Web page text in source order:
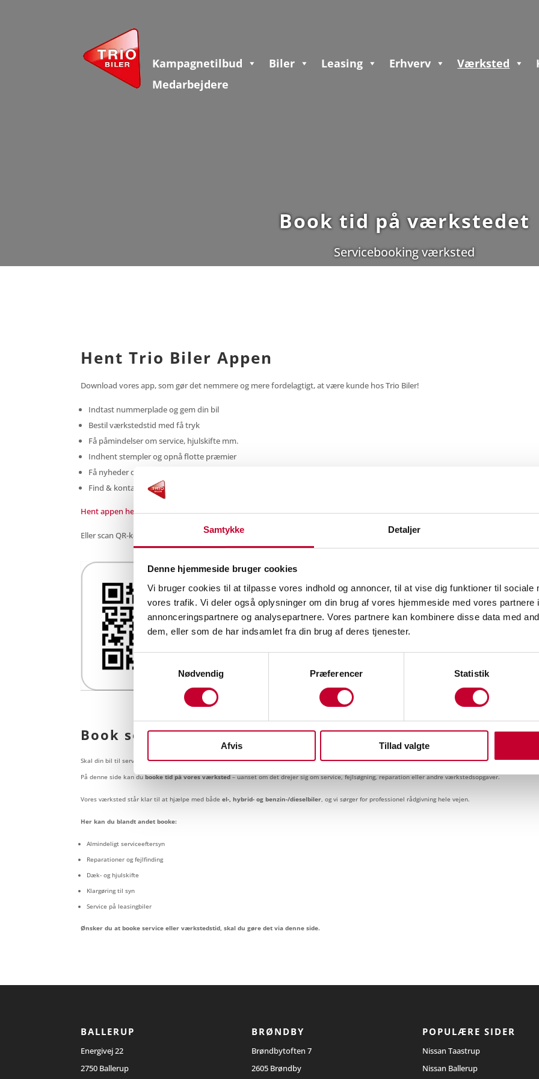
Samtykke Detaljer
Denne hjemmeside bruger cookies
Vi bruger cookies til at tilpasse vores indhold og annoncer, til at vise dig funktioner til sociale
vores trafik. Vi deler også oplysninger om din brug af vores hjemmeside med vores partnere
annonceringspartnere og analysepartnere. Vores partnere kan kombinere disse data med
dem, eller som de har indsamlet fra din brug af deres tjenester.
Samtykkevalg
Nødvendig
Præferencer Statistik
Afvis Tillad valgte
Kampagnetilbud Biler Leasing Erhverv Værksted
Medarbejdere
Book tid på værkstedet
Servicebooking værksted
Hent Trio Biler Appen
Download vores app, som gør det nemmere og mere fordelagtigt, at være kunde hos Trio Biler!
Indtast nummerplade og gem din bil
Bestil værkstedstid med få tryk
Få påmindelser om service, hjulskifte mm.
Indhent stempler og opnå flotte præmier
Få nyheder og tilbud målrettet til din bil
Find & kontakt os, se åbningstider, rute og meget mere
Hent appen her
Eller scan QR-kode nedenfor for direkte download:
Book service på værkstedet – hurtigt og nemt
Skal din bil til service, reparation eller eftersyn?
På denne side kan dubooke tid på vores værksted– uanset om det drejer sig om service, fejlsøgning, reparation eller andre værkstedsopgaver.
Vores værksted står klar til at hjælpe med bådeel-, hybrid- og benzin-/dieselbiler, og vi sørger for professionel rådgivning hele vejen.
Her kan du blandt andet booke:
Almindeligt serviceeftersyn
Reparationer og fejlfinding
Dæk- og hjulskifte
Klargøring til syn
Service på leasingbiler
Ønsker du at booke service eller værkstedstid, skal du gøre det via denne side.
BALLERUP
Energivej 22
2750 Ballerup
BRØNDBY
Brøndbytoften 7
2605 Brøndby
POPULÆRE SIDER
Nissan Taastrup
Nissan Ballerup